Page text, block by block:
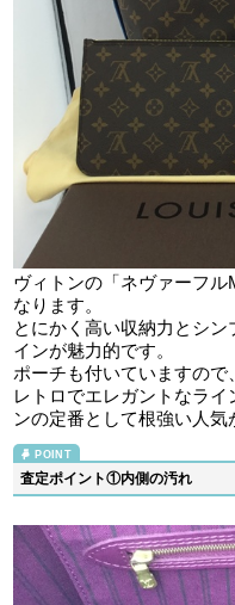
ヴィトンの「ネヴァーフ
なります。
とにかく高い収納力とシ
インが魅力的です。
ポーチも付いていますので
レトロでエレガントなラ
ンの定番として根強い人気
査定ポイント①内側の汚れ